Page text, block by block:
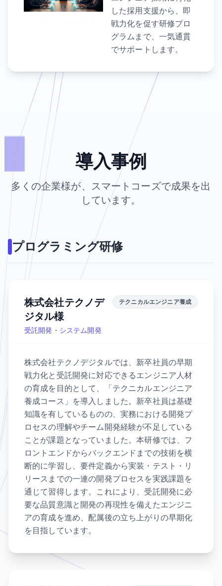
した採用支援から、即
戦力化を促す研修プロ
グラムまで、一気通貫
でサポートします。
導入事例
多くの企業様が、スマートコーズで成果を出
しています。
プログラミング研修
株式会社テクノデ
ジタル様
受託開発・システム開発
テクニカルエンジニア養成
株式会社テクノデジタルでは、新卒社員の早期
戦力化と受託開発に対応できるエンジニア人材
の育成を目的として、「テクニカルエンジニア
養成コース」を導入しました。新卒社員は基礎
知識を有しているものの、実務における開発プ
ロセスの理解やチーム開発経験が不足している
ことが課題となっていました。本研修では、フ
ロントエンドからバックエンドまでの技術を横
断的に学習し、要件定義から実装・テスト・リ
リースまでの一連の開発プロセスを実践課題を
通じて習得します。これにより、受託開発に必
要な品質意識と開発の再現性を備えたエンジニ
アの育成を進め、配属後の立ち上がりの早期化
を目指しています。